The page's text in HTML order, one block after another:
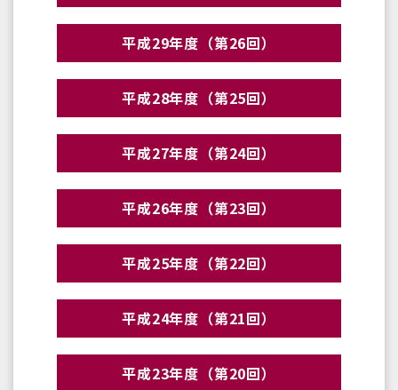
平成29年度（第26回）
平成28年度（第25回）
平成27年度（第24回）
平成26年度（第23回）
平成25年度（第22回）
平成24年度（第21回）
平成23年度（第20回）